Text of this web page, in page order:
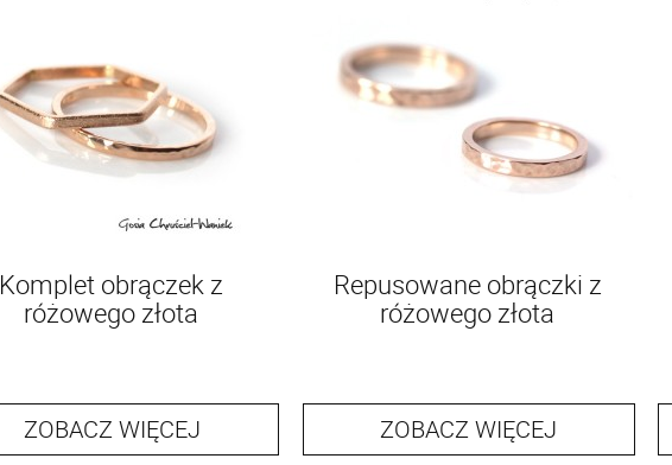
Komplet obrączek z
różowego złota
ZOBACZ WIĘCEJ
Repusowane obrączki z
różowego złota
ZOBACZ WIĘCEJ